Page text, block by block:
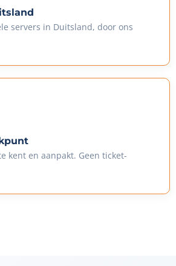
servers in Duitsland, door ons
kent en aanpakt. Geen ticket-